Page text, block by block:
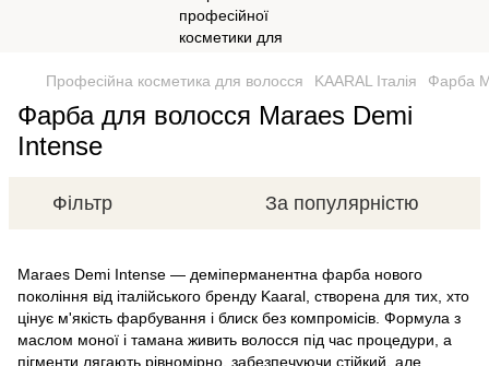
Професійна косметика для волосся KAARAL Італія Фарба
Фарба для волосся Maraes Demi
Intense
Фільтр За популярністю
Maraes Demi Intense — деміперманентна фарба нового
покоління від італійського бренду Kaaral, створена для тих, хто
цінує м'якість фарбування і блиск без компромісів. Формула з
маслом моної і тамана живить волосся під час процедури, а
пігменти лягають рівномірно, забезпечуючи стійкий, але